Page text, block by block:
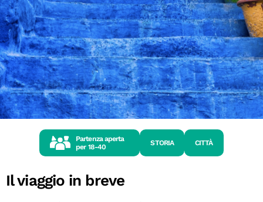
Partenza aperta
per 18-40
STORIA CITTÀ
Il viaggio in breve